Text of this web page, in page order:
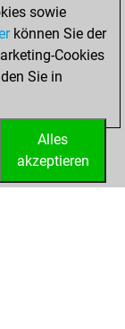
sowie
können Sie der
Cookies
Sie in
Alles
akzeptieren